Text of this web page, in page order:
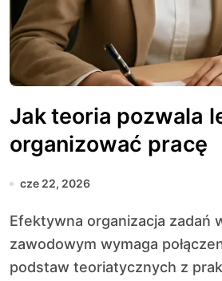
Jak teoria pozwala
organizować pracę
cze 22, 2026
Efektywna organizacja zadań w środowisku
zawodowym wymaga
podstaw teoriatycznych z